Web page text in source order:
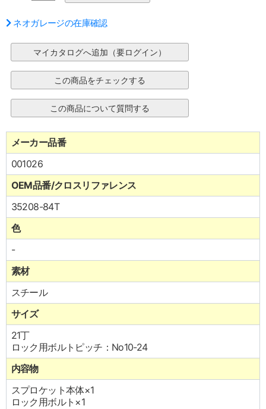
ネオガレージの在庫確認
メーカー品番
001026
OEM品番/クロスリファレンス
35208-84T
色
-
素材
スチール
サイズ
21丁
ロック用ボルトピッチ：No10-24
内容物
スプロケット本体×1
ロック用ボルト×1